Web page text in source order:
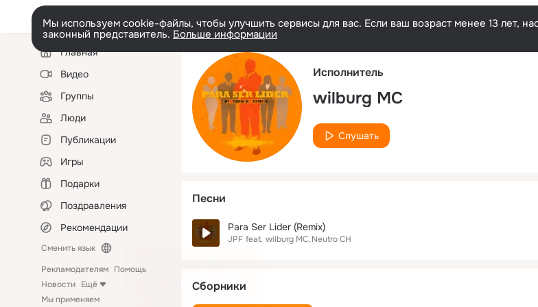
Мы используем cookie-файлы, чтобы улучшить сервисы для вас. Если ваш возраст менее 13 лет,
законный представитель. Больше информации
Левая
колонкаГлавная
Видео
Группы
Люди
Публикации
Игры
Подарки
Поздравления
Рекомендации
Сменить язык
Рекламодателям Помощь
Новости Ещё
Мы применяем
Исполнитель
wilburg MC
Слушать
Песни
Para Ser Lider (Remix)
JPF feat. wilburg MC Neutro CH
Сборники